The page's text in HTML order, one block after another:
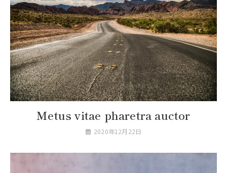
Metus vitae pharetra auctor
2020年12月22日